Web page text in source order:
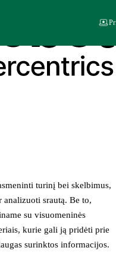
turinį bei skelbimus,
srautą. Be to,
su visuomeninės
kurie gali ją pridėti prie
surinktos informacijos.